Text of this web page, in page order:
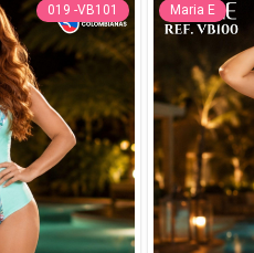
019 -VB101 Maria E